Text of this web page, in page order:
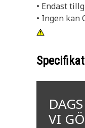
• Endast
• Ingen kan
VI